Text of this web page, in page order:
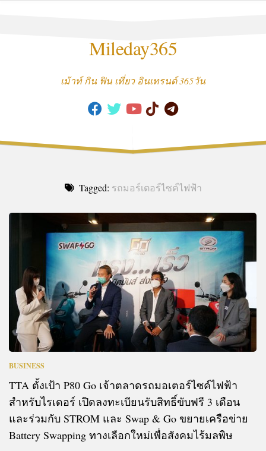
Mileday365
เม้าท์ กิน ฟิน เที่ยว อินเทรนด์ 365วัน
Tagged: รถมอร์เตอร์ไซค์ไฟฟ้า
BUSINESS
TTA ตั้งเป้า P80 Go เจ้าตลาดรถมอเตอร์ไซค์ไฟฟ้า
สำหรับไรเดอร์ เปิดลงทะเบียนรับสิทธิ์ขับฟรี 3 เดือน
และร่วมกับ STROM และ Swap & Go ขยายเครือข่าย
Battery Swapping ทางเลือกใหม่เพื่อสังคมไร้มลพิษ